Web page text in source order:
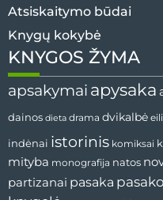
Atsiskaitymo būdai
Knygų kokybė
KNYGOS ŽYMA
apsakymai apysaka
dainos dieta drama dvikalbė
indėnai istorinis komiksai
mityba monografija natos
partizanai pasaka